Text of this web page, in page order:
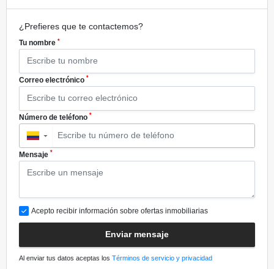
¿Prefieres que te contactemos?
Tu nombre *
Correo electrónico *
Número de teléfono *
▼
Mensaje *
Acepto recibir información sobre ofertas inmobiliarias
Enviar mensaje
Al enviar tus datos aceptas los Términos de servicio y privacidad